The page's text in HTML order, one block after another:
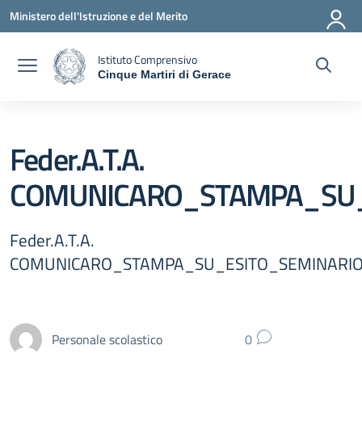
Vai ai contenuti
Vai al menu di navigazione
Vai al footer
Ministero dell'Istruzione e del Merito
Istituto Comprensivo
Cinque Martiri di Gerace
Feder.A.T.A.
Feder.A.T.A.
Personale scolastico 0